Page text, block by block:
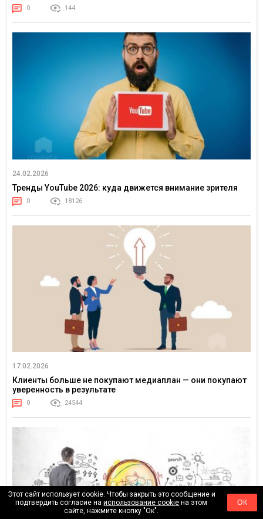
0 144
24.02.2026
Тренды YouTube 2026: куда движется внимание зрителя
0 18126
17.02.2026
Клиенты больше не покупают медиаплан — они покупают
уверенность в результате
0 24544
Этот сайт использует cookie. Чтобы закрыть это сообщение и
подтвердить согласие наиспользование cookie на этом
сайте, нажмите кнопку "Ок".
ОК